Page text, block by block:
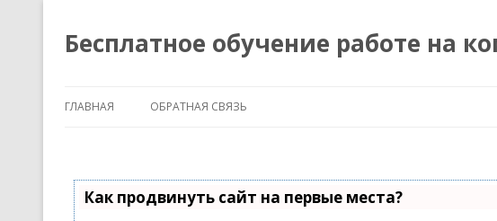
Бесплатное обучение работе на
ГЛАВНАЯ ОБРАТНАЯ СВЯЗЬ
Как продвинуть сайт на первые места?